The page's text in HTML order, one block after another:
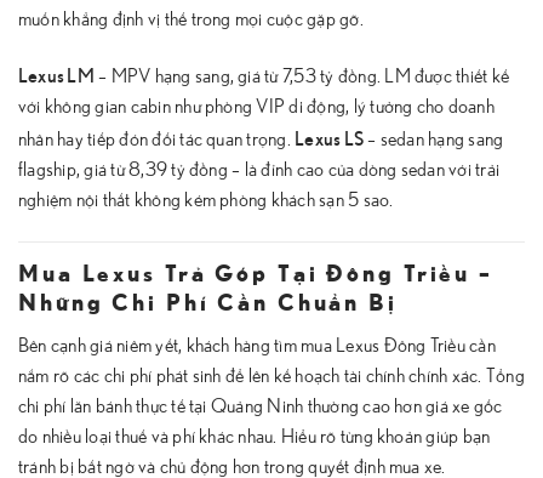
muốn khẳng định vị thế trong mọi cuộc gặp gỡ.
Lexus LM – MPV hạng sang, giá từ 7,53 tỷ đồng. LM được thiết kế
với không gian cabin như phòng VIP di động, lý tưởng cho doanh
nhân hay tiếp đón đối tác quan trọng. Lexus LS– sedan hạng sang
flagship, giá từ 8,39 tỷ đồng – là đỉnh cao của dòng sedan với trải
nghiệm nội thất không kém phòng khách sạn 5 sao.
Mua Lexus Trả Góp Tại Đông Triều –
Những Chi Phí Cần Chuẩn Bị
Bên cạnh giá niêm yết, khách hàng tìm mua Lexus Đông Triều cần
nắm rõ các chi phí phát sinh để lên kế hoạch tài chính chính xác. Tổng
chi phí lăn bánh thực tế tại Quảng Ninh thường cao hơn giá xe gốc
do nhiều loại thuế và phí khác nhau. Hiểu rõ từng khoản giúp bạn
tránh bị bất ngờ và chủ động hơn trong quyết định mua xe.